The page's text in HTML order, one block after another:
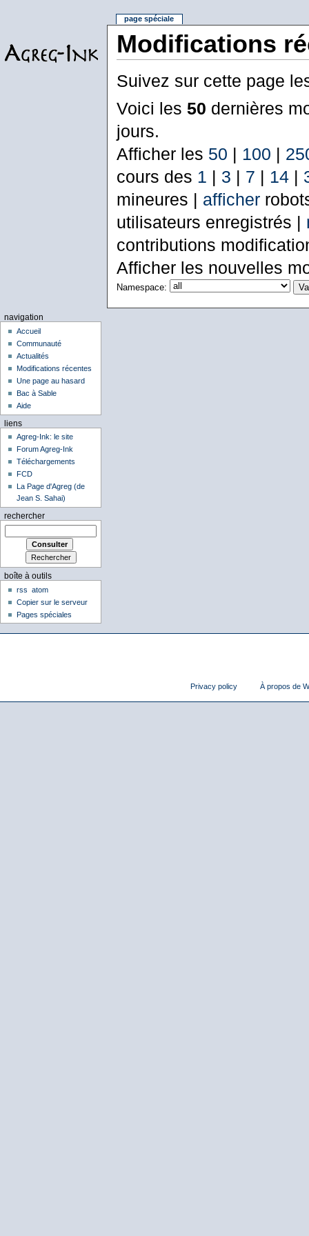
Modifications
Suivez sur cette page
Voici les 50 dernières
jours.
Afficher les 50 | 100 |
cours des 1 | 3 | 7 | 14|
mineures | afficher
utilisateurs enregistrés |
contributions
Afficher les nouvelles
Namespace:
page spéciale
navigation
Accueil
Communauté
Actualités
Modifications récentes
Une page au hasard
Bac à Sable
Aide
liens
Agreg-Ink: le site
Forum Agreg-Ink
Téléchargements
FCD
La Page d'Agreg (de
Jean S. Sahai)
rechercher
boîte à outils
rss
atom
Copier sur le serveur
Pages spéciales
Privacy policy À propos de